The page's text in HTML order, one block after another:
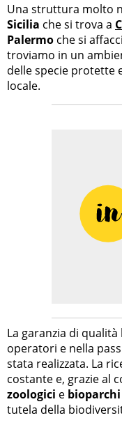
Una struttura molto
Sicilia che si trova a
Palermo che si
troviamo in un
delle specie protette
locale.
La garanzia di
operatori e nella
stata realizzata. La
costante e, grazie al
zoologici e bioparchi
tutela della